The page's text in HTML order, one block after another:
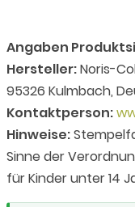
Angaben
Hersteller:Noris-
95326 Kulmbach,
Kontaktperson:
Hinweise:
Sinne der
für Kinder unter 14